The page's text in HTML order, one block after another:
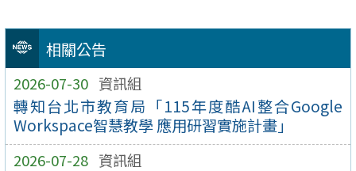
相關公告
2026-07-30 資訊組
轉知台北市教育局「115年度酷AI整合Google
Workspace智慧教學 應用研習實施計畫」
2026-07-28 資訊組